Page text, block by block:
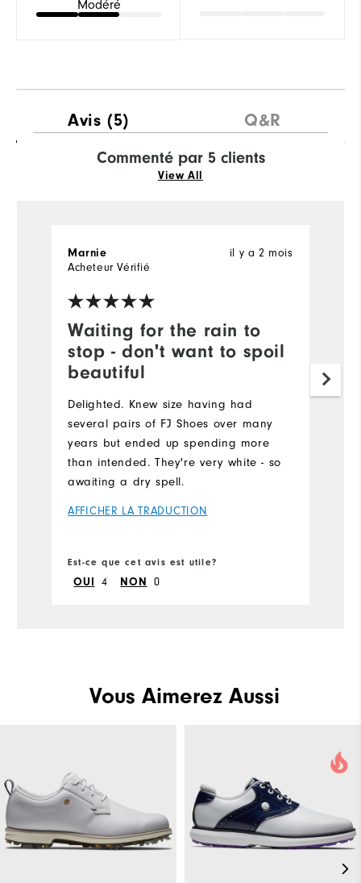
Modéré
Avis (5) Q&R
Commenté par 5 clients
View All
Waiting for the rain to
stop - don't want to spoil
beautiful
il y a 2 mois
Marnie
Acheteur Vérifié
Delighted. Knew size having had
several pairs of FJ Shoes over many
years but ended up spending more
than intended. They're very white - so
awaiting a dry spell.
AFFICHER LA TRADUCTION
Est-ce que cet avis est utile?
OUI 4 NON 0
Vous Aimerez Aussi